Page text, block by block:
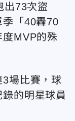
出73次盜
季「40轟70
MVP的殊
場比賽，球
的明星球員